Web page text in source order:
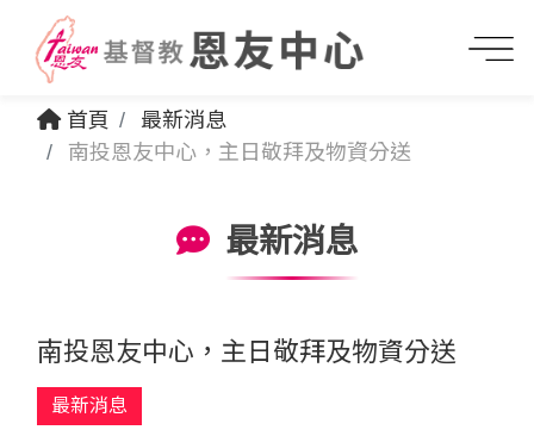
首頁
最新消息
南投恩友中心，主日敬拜及物資分送
最新消息
南投恩友中心，主日敬拜及物資分送
最新消息